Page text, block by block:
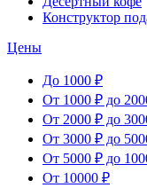
Конструктор
Цены
До 1000 ₽
От 1000 ₽ до
От 2000 ₽ до
От 3000 ₽ до
От 5000 ₽ до
От 10000 ₽